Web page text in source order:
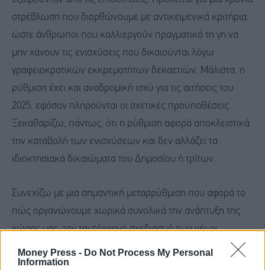
Money Press - Do Not Process My Personal
Information
στρέβλωση που διορθώνουμε με αντικειμενικά κριτήρια,
ώστε άνθρωποι που καλλιεργούν πραγματικά τη γη να
μην χάνουν τις ενισχύσεις που δικαιούνται λόγω
γραφειοκρατικών εκκρεμοτήτων δεκαετιών. Μάλιστα, η
ρύθμιση έχει και αναδρομική ισχύ για τις αιτήσεις του
2025, εφόσον πληρούνται οι σχετικές προϋποθέσεις.
Ξεκαθαρίζω, πάντως, ότι η ρύθμιση αφορά αποκλειστικά
την καταβολή των ενισχύσεων και δεν αλλάζει τα
ιδιοκτησιακά δικαιώματα του Δημοσίου ή τρίτων.
Συνεχίζω με μια σημαντική μεταρρύθμιση που αφορά το
πώς οργανώνουμε χωρικά συνολικά την ανάπτυξη της
χώρας μας: τον ταυτόχρονο σχεδιασμό των νέων
Ειδικών Χωροταξικών Πλαισίων για τον Τουρισμό, τις
ΑΠΕ και τη Βιομηχανία, κάτι που γίνεται πρώτη φορά στην